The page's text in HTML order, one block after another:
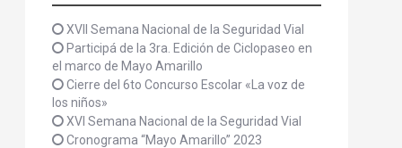
XVII Semana Nacional de la Seguridad Vial
Participá de la 3ra. Edición de Ciclopaseo en
el marco de Mayo Amarillo
Cierre del 6to Concurso Escolar «La voz de
los niños»
XVI Semana Nacional de la Seguridad Vial
Cronograma “Mayo Amarillo” 2023